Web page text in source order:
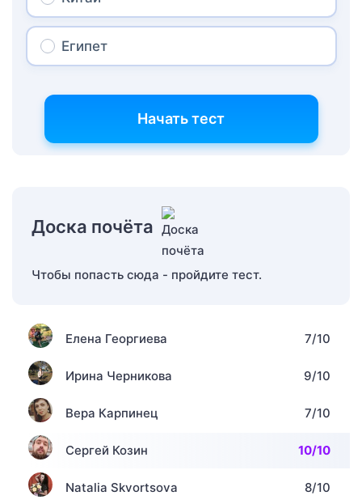
Египет
Начать тест
Доска почёта
Чтобы попасть сюда - пройдите тест.
Елена Георгиева 7/10
Ирина Черникова 9/10
Вера Карпинец 7/10
Сергей Козин 10/10
Natalia Skvortsova 8/10